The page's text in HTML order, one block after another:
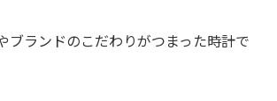
ブランドのこだわりがつまった時計で